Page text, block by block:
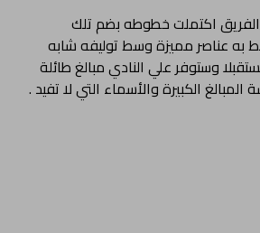
الفريق اكتملت خطوطه بضم تلك
به عناصر مميزة وسط توليفه شابه
وستوفر علي النادي مبالغ طائلة
الكبيرة والأسماء التي لا تفيد .